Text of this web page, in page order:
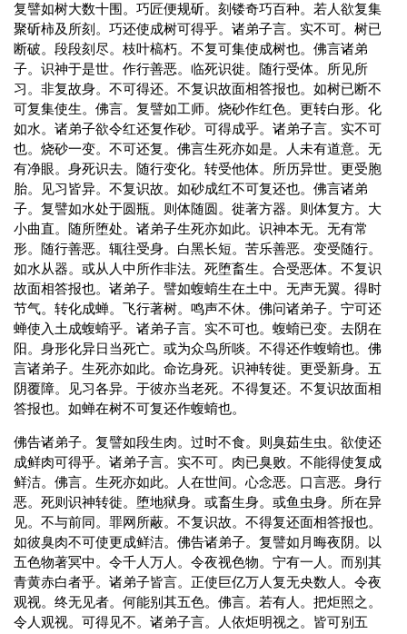
复譬如树大数十围。巧匠便规斫。刻镂奇巧百种。若人欲复集
聚斫柿及所刻。巧还使成树可得乎。诸弟子言。实不可。树已
断破。段段刻尽。枝叶槁朽。不复可集使成树也。佛言诸弟
子。识神于是世。作行善恶。临死识徙。随行受体。所见所
习。非复故身。不可得还。不复识故面相答报也。如树已断不
可复集使生。佛言。复譬如工师。烧砂作红色。更转白形。化
如水。诸弟子欲令红还复作砂。可得成乎。诸弟子言。实不可
也。烧砂一变。不可还复。佛言生死亦如是。人未有道意。无
有净眼。身死识去。随行变化。转受他体。所历异世。更受胞
胎。见习皆异。不复识故。如砂成红不可复还也。佛言诸弟
子。复譬如水处于圆瓶。则体随圆。徙著方器。则体复方。大
小曲直。随所堕处。诸弟子生死亦如此。识神本无。无有常
形。随行善恶。辄往受身。白黑长短。苦乐善恶。变受随行。
如水从器。或从人中所作非法。死堕畜生。合受恶体。不复识
故面相答报也。诸弟子。譬如蝮蜟生在土中。无声无翼。得时
节气。转化成蝉。飞行著树。鸣声不休。佛问诸弟子。宁可还
蝉使入土成蝮蜟乎。诸弟子言。实不可也。蝮蜟已变。去阴在
阳。身形化异日当死亡。或为众鸟所啖。不得还作蝮蜟也。佛
言诸弟子。生死亦如此。命讫身死。识神转徙。更受新身。五
阴覆障。见习各异。于彼亦当老死。不得复还。不复识故面相
答报也。如蝉在树不可复还作蝮蜟也。
佛告诸弟子。复譬如段生肉。过时不食。则臭茹生虫。欲使还
成鲜肉可得乎。诸弟子言。实不可。肉已臭败。不能得使复成
鲜洁。佛言。生死亦如此。人在世间。心念恶。口言恶。身行
恶。死则识神转徙。堕地狱身。或畜生身。或鱼虫身。所在异
见。不与前同。罪网所蔽。不复识故。不得复还面相答报也。
如彼臭肉不可使更成鲜洁。佛告诸弟子。复譬如月晦夜阴。以
五色物著冥中。令千人万人。令夜视色物。宁有一人。而别其
青黄赤白者乎。诸弟子皆言。正使巨亿万人复无央数人。令夜
观视。终无见者。何能别其五色。佛言。若有人。把炬照之。
令人观视。可得见不。诸弟子言。人依炬明视之。皆可别五